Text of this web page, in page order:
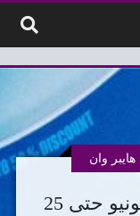
عروض هايبر وان اليوم 23 يونيو حتى 25
وان